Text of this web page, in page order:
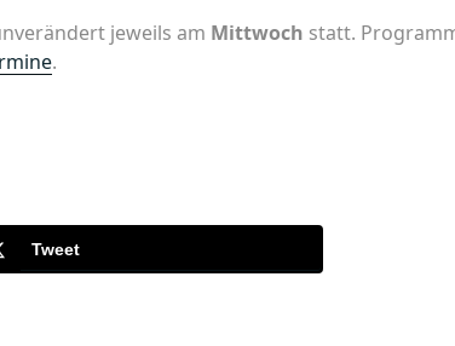
jeweils am Mittwoch statt.
.
Tweet